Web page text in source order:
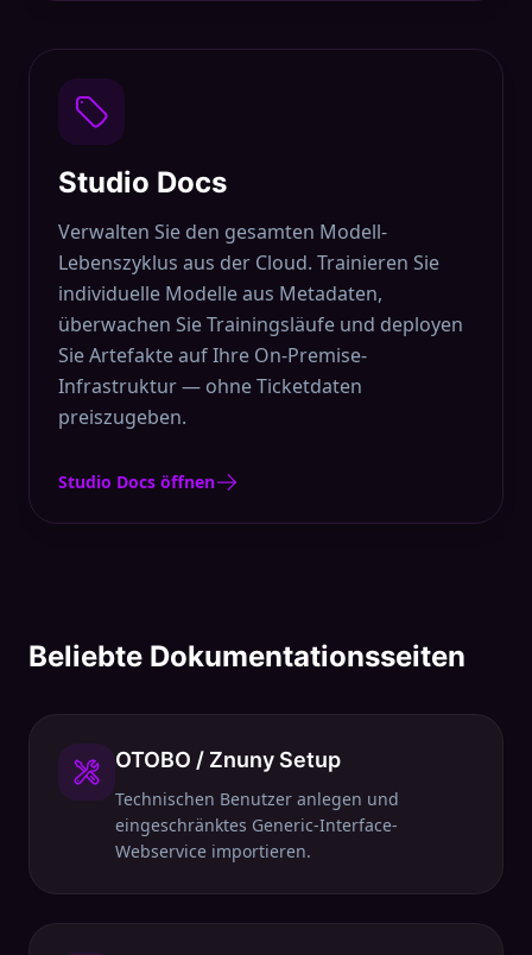
Studio Docs
Verwalten Sie den gesamten Modell-
Lebenszyklus aus der Cloud. Trainieren Sie
individuelle Modelle aus Metadaten,
überwachen Sie Trainingsläufe und deployen
Sie Artefakte auf Ihre On-Premise-
Infrastruktur — ohne Ticketdaten
preiszugeben.
Studio Docs öffnen
Beliebte Dokumentationsseiten
OTOBO / Znuny Setup
Technischen Benutzer anlegen und
eingeschränktes Generic-Interface-
Webservice importieren.